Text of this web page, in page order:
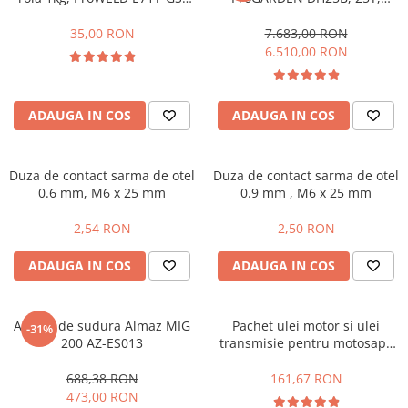
acumulator Detoolz FLEXI POWER
Fierastraie pendulare verticale
Masini de gaurit si insurubat cu
acumulator Detoolz FLEXI POWER
Detoolz FLEXI POWER
Polizoare unghiulare cu
FLEXI POWER
Accesorii generatoare
Automatizari generatoare
Generatoare de uz general
Generatoare digitale
35,00 RON
ADAUGA IN COS
500mm + ulei hidraulic
Mannol si ulei motor
7.683,00 RON
6.510,00 RON
ADAUGA IN COS
Duza de contact sarma de otel
0.6 mm, M6 x 25 mm
2,54 RON
ADAUGA IN COS
Duza de contact sarma de otel
0.9 mm , M6 x 25 mm
2,50 RON
ADAUGA IN COS
-31%
Aparat de sudura Almaz MIG
200 AZ-ES013
688,38 RON
473,00 RON
Pachet ulei motor si ulei
transmisie pentru motosape
161,67 RON